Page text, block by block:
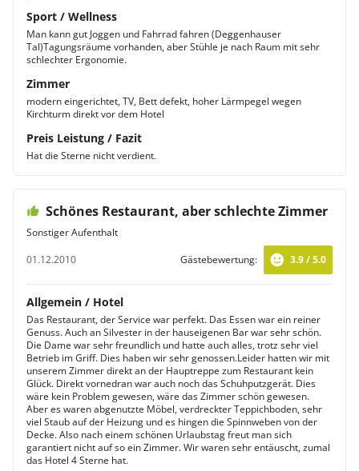
Sport / Wellness
Man kann gut Joggen und Fahrrad fahren (Deggenhauser
Tal)Tagungsräume vorhanden, aber Stühle je nach Raum mit sehr
schlechter Ergonomie.
Zimmer
modern eingerichtet, TV, Bett defekt, hoher Lärmpegel wegen
Kirchturm direkt vor dem Hotel
Preis Leistung / Fazit
Hat die Sterne nicht verdient.
Schönes Restaurant, aber schlechte Zimmer
Sonstiger Aufenthalt
01.12.2010
Gästebewertung: 3.9 / 5.0
Allgemein / Hotel
Das Restaurant, der Service war perfekt. Das Essen war ein reiner
Genuss. Auch an Silvester in der hauseigenen Bar war sehr schön.
Die Dame war sehr freundlich und hatte auch alles, trotz sehr viel
Betrieb im Griff. Dies haben wir sehr genossen.Leider hatten wir mit
unserem Zimmer direkt an der Hauptreppe zum Restaurant kein
Glück. Direkt vornedran war auch noch das Schuhputzgerät. Dies
wäre kein Problem gewesen, wäre das Zimmer schön gewesen.
Aber es waren abgenutzte Möbel, verdreckter Teppichboden, sehr
viel Staub auf der Heizung und es hingen die Spinnweben von der
Decke. Also nach einem schönen Urlaubstag freut man sich
garantiert nicht auf so ein Zimmer. Wir waren sehr entäuscht, zumal
das Hotel 4 Sterne hat.